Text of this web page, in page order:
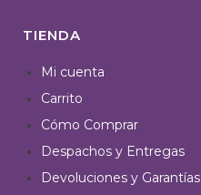
TIENDA
Mi cuenta
Carrito
Cómo Comprar
Despachos y Entregas
Devoluciones y Garantías